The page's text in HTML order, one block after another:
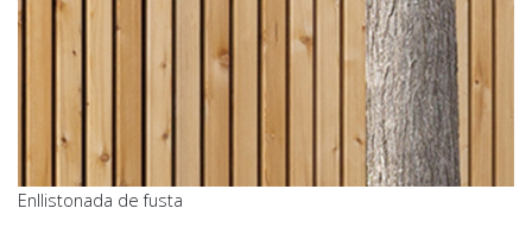
Enllistonada de fusta